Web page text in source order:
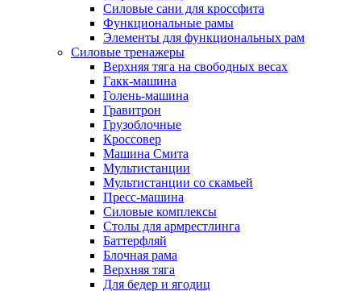
Силовые сани для кроссфита
Функциональные рамы
Элементы для функциональных рам
Силовые тренажеры
Верхняя тяга на свободных весах
Гакк-машина
Голень-машина
Гравитрон
Грузоблочные
Кроссовер
Машина Смита
Мультистанции
Мультистанции со скамьей
Пресс-машина
Силовые комплексы
Столы для армрестлинга
Баттерфляй
Блочная рама
Верхняя тяга
Для бедер и ягодиц